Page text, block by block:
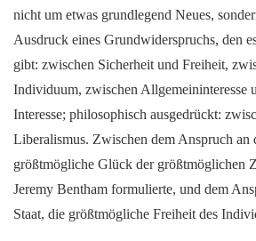
nicht um etwas grundlegend Neues,
Ausdruck eines Grundwiderspruchs, den
gibt: zwischen Sicherheit und Freiheit,
Individuum, zwischen Allgemeininteresse
Interesse; philosophisch ausgedrückt:
Liberalismus. Zwischen dem Anspruch an
größtmögliche Glück der größtmöglichen
Jeremy Bentham formulierte, und dem
Staat, die größtmögliche Freiheit des